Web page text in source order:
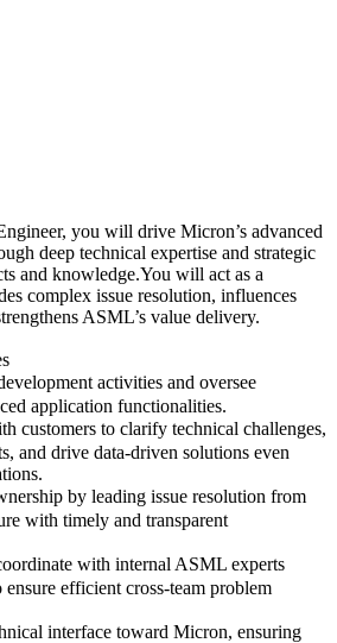
you will drive Micron’s advanced
deep technical expertise and strategic
and knowledge.You will act as a
complex issue resolution, influences
ASML’s value delivery.
activities and oversee
application functionalities.
customers to clarify technical challenges,
and drive data‑driven solutions even
by leading issue resolution from
with timely and transparent
with internal ASML experts
efficient cross‑team problem
interface toward Micron, ensuring